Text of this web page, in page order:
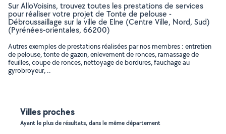
Sur AlloVoisins, trouvez toutes les prestations de services
pour réaliser votre projet de Tonte de pelouse -
Débroussaillage sur la ville de Elne (Centre Ville, Nord, Sud)
(Pyrénées-orientales, 66200)
Autres exemples de prestations réalisées par nos membres : entretien
de pelouse, tonte de gazon, enlevement de ronces, ramassage de
feuilles, coupe de ronces, nettoyage de bordures, fauchage au
gyrobroyeur, ..
Villes proches
Ayant le plus de résultats, dans le même département